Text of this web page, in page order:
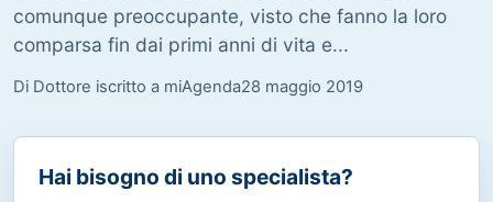
comunque preoccupante, visto che fanno la loro
comparsa fin dai primi anni di vita e...
Di Dottore iscritto a miAgenda28 maggio 2019
Hai bisogno di uno specialista?